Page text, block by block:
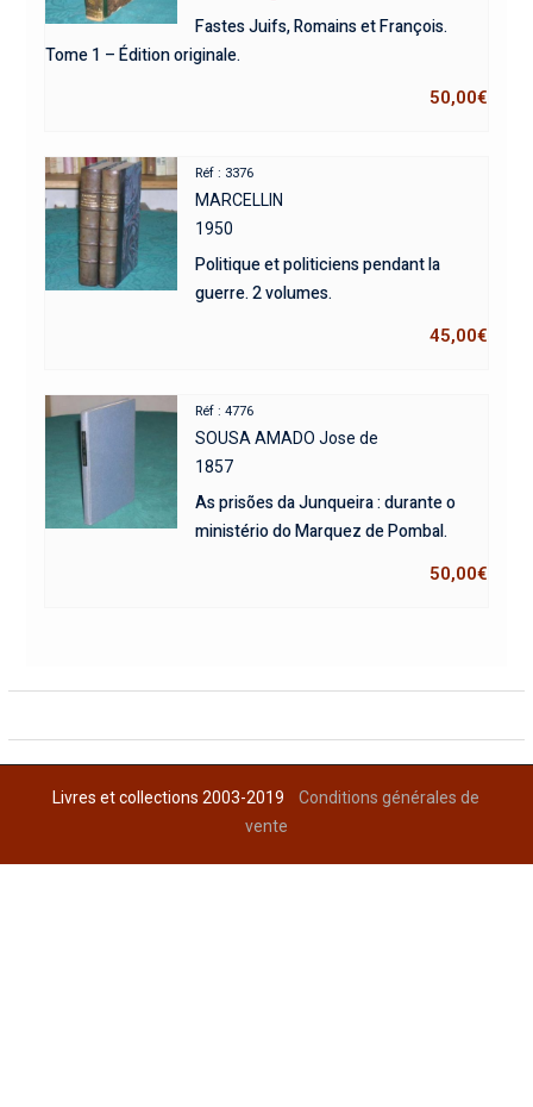
Fastes Juifs, Romains et François.
Tome 1 – Édition originale.
50,00€
Réf : 3376
MARCELLIN
1950
Politique et politiciens pendant la
guerre. 2 volumes.
45,00€
Réf : 4776
SOUSA AMADO Jose de
1857
As prisões da Junqueira : durante o
ministério do Marquez de Pombal.
50,00€
Livres et collections 2003-2019Conditions générales de
vente